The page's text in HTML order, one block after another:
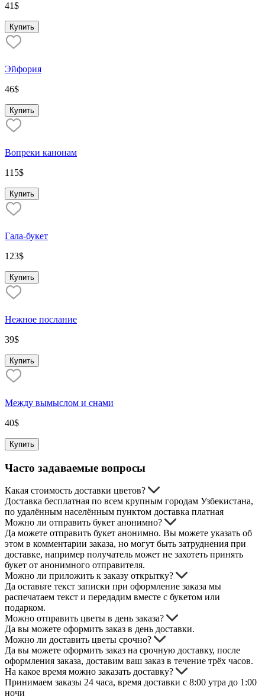
41$
Купить
Эйфория
46$
Купить
Вопреки канонам
115$
Купить
Гала-букет
123$
Купить
Нежное послание
39$
Купить
Между вымыслом и снами
40$
Купить
Часто задаваемые вопросы
Какая стоимость доставки цветов?
Доставка бесплатная по всем крупным городам Узбекистана,
по удалённым населённым пунктом доставка платная
Можно ли отправить букет анонимно?
Да можете отправить букет анонимно. Вы можете указать об
этом в комментарии заказа, но могут быть затруднения при
доставке, например получатель может не захотеть принять
букет от анонимного отправителя.
Можно ли приложить к заказу открытку?
Да оставьте текст записки при оформление заказа мы
распечатаем текст и передадим вместе с букетом или
подарком.
Можно отправить цветы в день заказа?
Да вы можете оформить заказ в день доставки.
Можно ли доставить цветы срочно?
Да вы можете оформить заказ на срочную доставку, после
оформления заказа, доставим ваш заказ в течение трёх часов.
На какое время можно заказать доставку?
Принимаем заказы 24 часа, время доставки с 8:00 утра до 1:00
ночи